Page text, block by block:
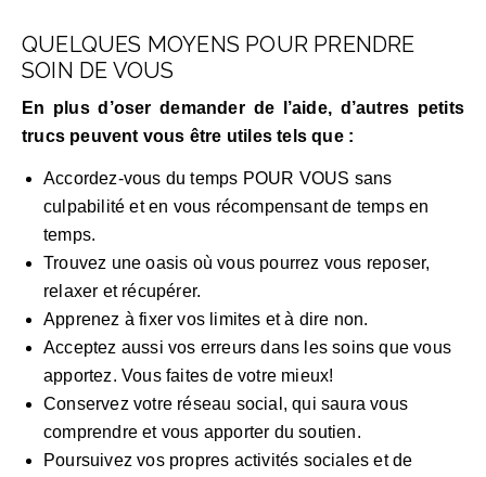
QUELQUES MOYENS POUR PRENDRE
SOIN DE VOUS
En plus d’oser demander de l’aide, d’autres petits
trucs peuvent vous être utiles tels que :
Accordez-vous du temps POUR VOUS sans
culpabilité et en vous récompensant de temps en
temps.
Trouvez une oasis où vous pourrez vous reposer,
relaxer et récupérer.
Apprenez à fixer vos limites et à dire non.
Acceptez aussi vos erreurs dans les soins que vous
apportez. Vous faites de votre mieux!
Conservez votre réseau social, qui saura vous
comprendre et vous apporter du soutien.
Poursuivez vos propres activités sociales et de